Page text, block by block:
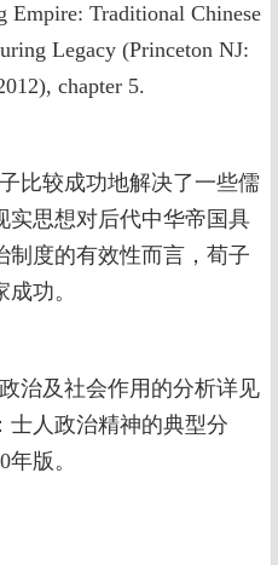
Traditional Chinese
Legacy (Princeton NJ:
chapter 5.
比较成功地解决了一些儒
实思想对后代中华帝国具
制度的有效性而言，荀子
功。
治及社会作用的分析详见
士人政治精神的典型分
版。